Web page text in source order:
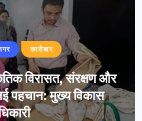
कारोबार
विरासत, संरक्षण और
पहचान: मुख्य विकास